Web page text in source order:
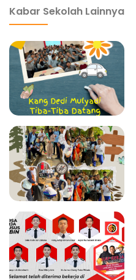
Kabar Sekolah Lainnya